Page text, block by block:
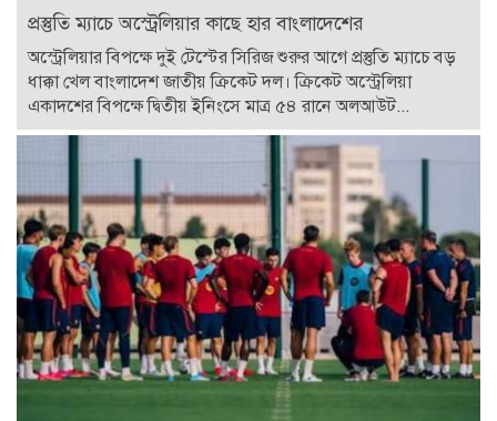
প্রস্তুতি ম্যাচে অস্ট্রেলিয়ার কাছে হার বাংলাদেশের
অস্ট্রেলিয়ার বিপক্ষে দুই টেস্টের সিরিজ শুরুর আগে প্রস্তুতি ম্যাচে বড়
ধাক্কা খেল বাংলাদেশ জাতীয় ক্রিকেট দল। ক্রিকেট অস্ট্রেলিয়া
একাদশের বিপক্ষে দ্বিতীয় ইনিংসে মাত্র ৫৪ রানে অলআউট...